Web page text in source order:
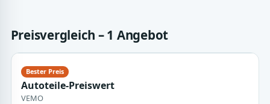
Preisvergleich – 1 Angebot
Autoteile-Preiswert
VEMO